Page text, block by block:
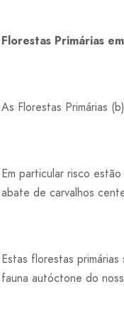
Florestas Primárias
As Florestas Primárias
Em particular risco
abate de carvalhos
Estas florestas
fauna autóctone do